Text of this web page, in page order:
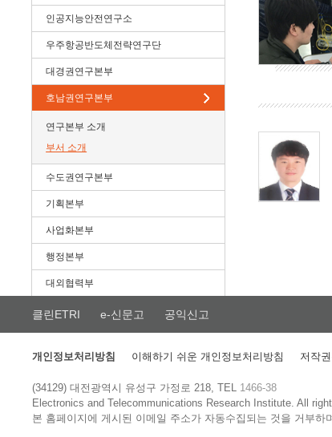
인공지능안전연구소
우주항공반도체전략연구단
대경권연구본부
호남권연구본부
연구본부 소개
부서 소개
수도권연구본부
기획본부
사업화본부
행정본부
대외협력부
클린ETRI e-신문고 공익신고
개인정보처리방침 이해하기 쉬운 개인정보처리방침 저작
(34129) 대전광역시 유성구 가정로 218, TEL 1466-38
Electronics and Telecommunications Research Institute.All
본 홈페이지에 게시된 이메일 주소가 자동수집되는 것을 거부